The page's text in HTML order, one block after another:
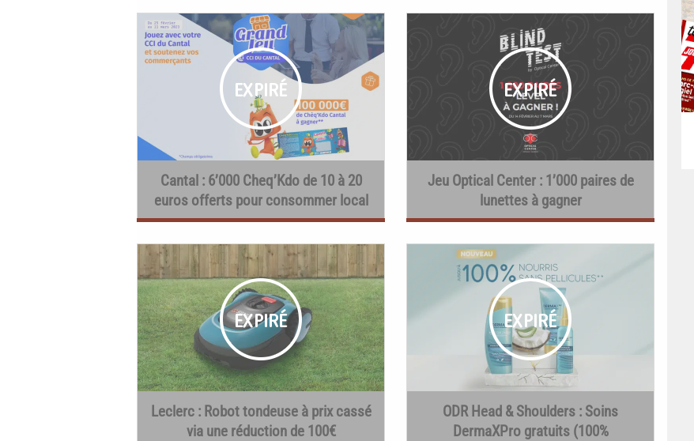
Cantal : 6’000 Cheq’Kdo de 10 à 20
euros offerts pour consommer local
Jeu Optical Center : 1’000 paires de
lunettes à gagner
Leclerc : Robot tondeuse à prix cassé
via une réduction de 100€
ODR Head & Shoulders : Soins
DermaXPro gratuits (100%